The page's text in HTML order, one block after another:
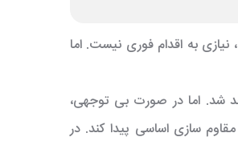
به اقدام فوری نیست. اما
شد. اما در صورت بی توجهی،
سازی اساسی پیدا کند. در